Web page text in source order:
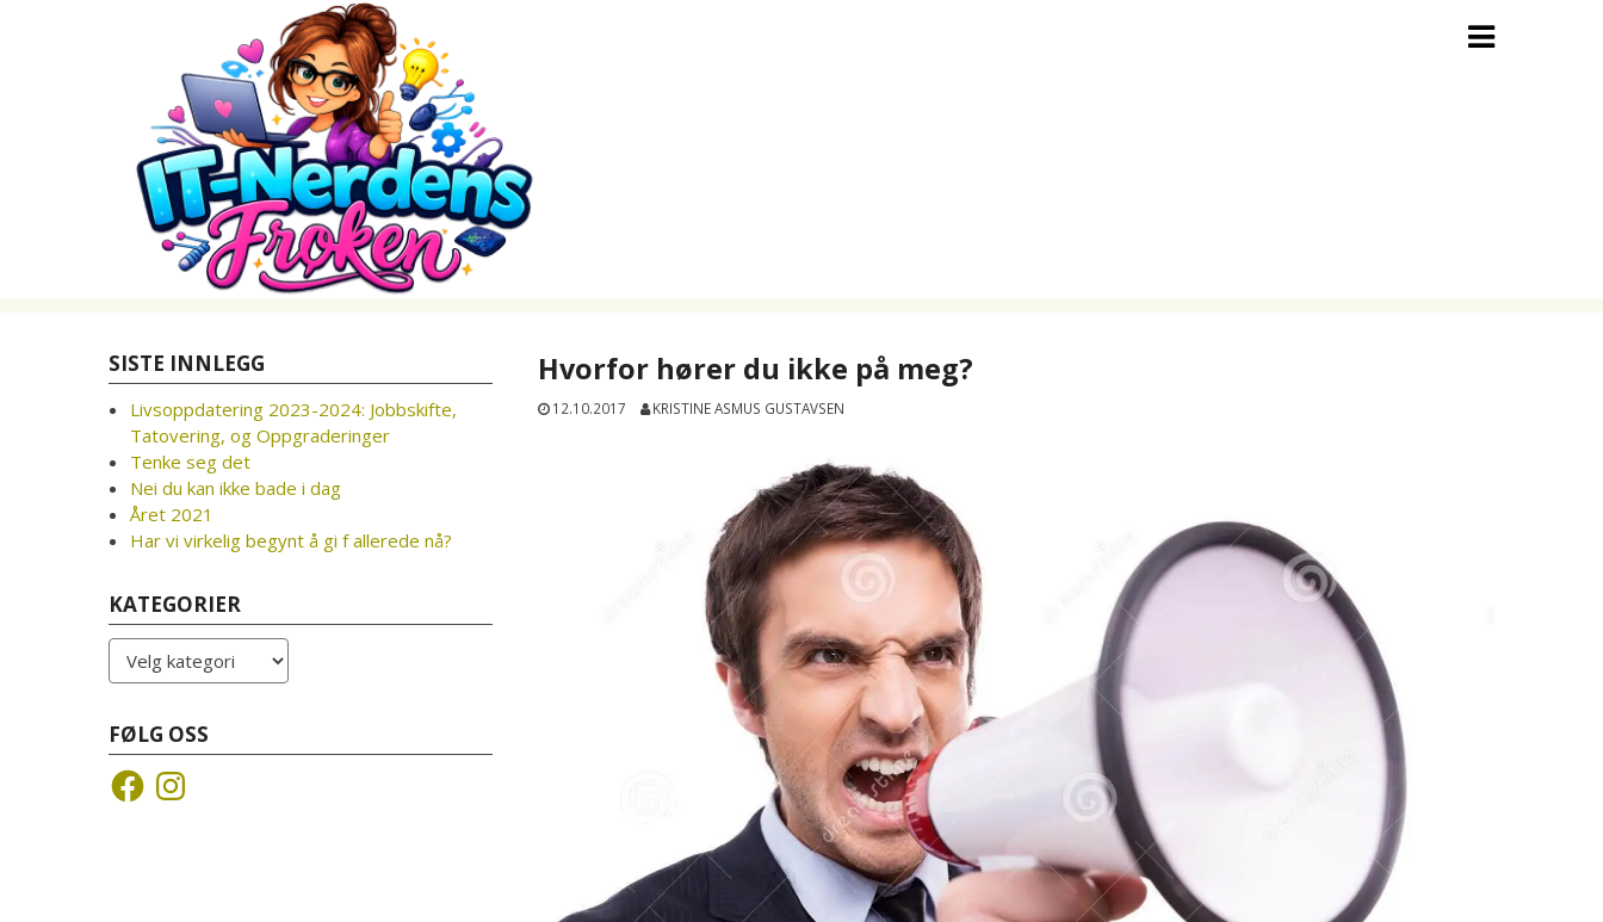
Hvorfor hører du ikke på meg?
12.10.2017 KRISTINE ASMUS GUSTAVSEN
SISTE INNLEGG
Livsoppdatering 2023-2024: Jobbskifte,
Tatovering, og Oppgraderinger
Tenke seg det
Nei du kan ikke bade i dag
Året 2021
Har vi virkelig begynt å gi f allerede nå?
KATEGORIER
Kategorier
FØLG OSS
FacebookInstagram